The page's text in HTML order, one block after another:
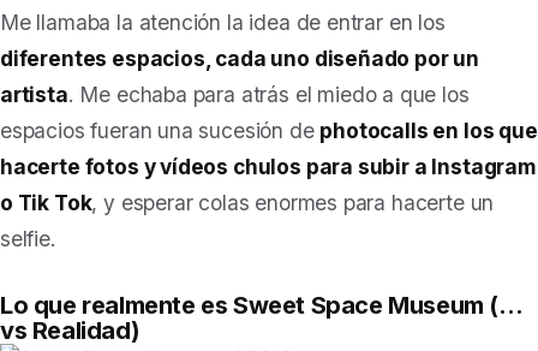
Me llamaba la atención la idea de entrar en los
diferentes espacios, cada uno diseñado por un
artista. Me echaba para atrás el miedo a que los
espacios fueran una sucesión de photocalls en los que
hacerte fotos y vídeos chulos para subir a Instagram
o Tik Tok, y esperar colas enormes para hacerte un
selfie.
Lo que realmente es Sweet Space Museum (…
vs Realidad)